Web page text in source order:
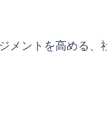
メントを高める